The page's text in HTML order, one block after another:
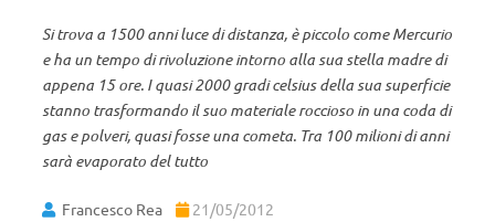
Si trova a 1500 anni luce di distanza, è piccolo come Mercurio
e ha un tempo di rivoluzione intorno alla sua stella madre di
appena 15 ore. I quasi 2000 gradi celsius della sua superficie
stanno trasformando il suo materiale roccioso in una coda di
gas e polveri, quasi fosse una cometa. Tra 100 milioni di anni
sarà evaporato del tutto
Francesco Rea 21/05/2012